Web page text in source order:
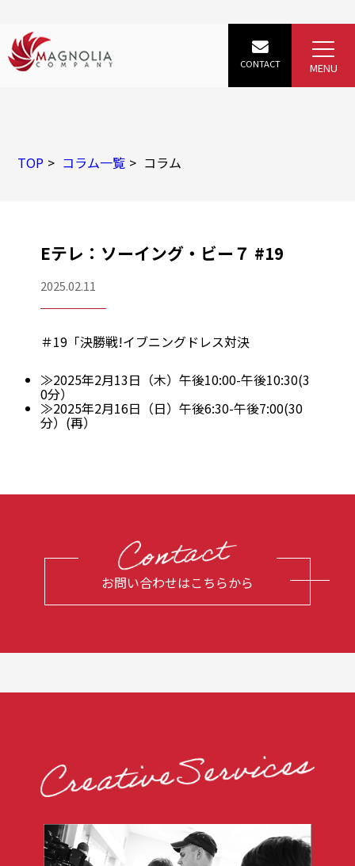
TOP コラム一覧 コラム
Eテレ：ソーイング・ビー７ #19
2025.02.11
＃19「決勝戦!イブニングドレス対決
≫2025年2月13日（木）午後10:00-午後10:30(3
0分）
≫2025年2月16日（日）午後6:30-午後7:00(30
分）(再）
お問い合わせはこちらから